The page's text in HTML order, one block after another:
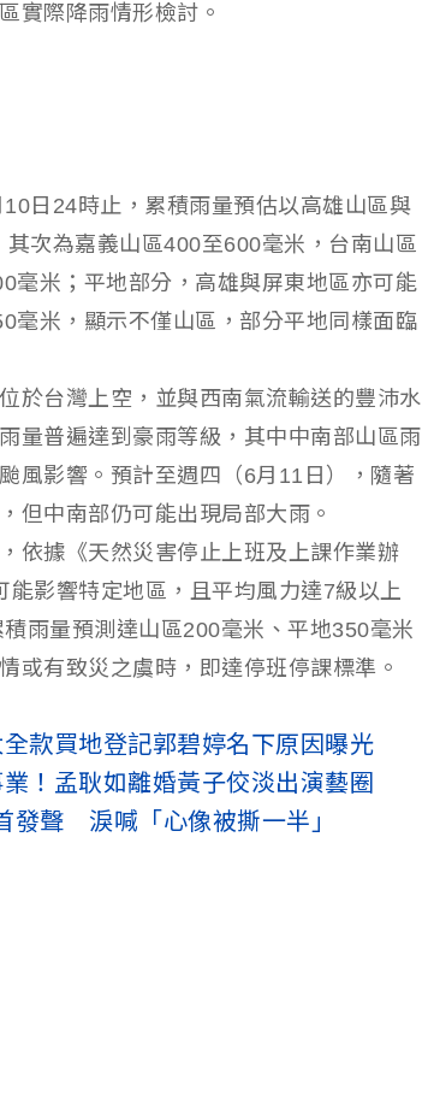
實際降雨情形檢討。
日24時止，累積雨量預估以高雄山區與
次為嘉義山區400至600毫米，台南山區
毫米；平地部分，高雄與屏東地區亦可能
毫米，顯示不僅山區，部分平地同樣面臨
於台灣上空，並與西南氣流輸送的豐沛水
量普遍達到豪雨等級，其中中南部山區雨
風影響。預計至週四（6月11日），隨著
但中南部仍可能出現局部大雨。
依據《天然災害停止上班及上課作業辦
影響特定地區，且平均風力達7級以上
雨量預測達山區200毫米、平地350毫米
或有致災之虞時，即達停班停課標準。
款買地登記郭碧婷名下原因曝光
！孟耿如離婚黃子佼淡出演藝圈
發聲 淚喊「心像被撕一半」